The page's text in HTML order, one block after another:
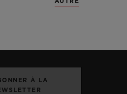
INFORMÉ(E)
À LA